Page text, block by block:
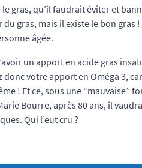
gras, qu’il faudrait éviter et
gras, mais il existe le bon
âgée.
un apport en acide gras
votre apport en Oméga 3,
! Et ce, sous une “mauvaise”
Bourre, après 80 ans, il
Qui l’eut cru ?